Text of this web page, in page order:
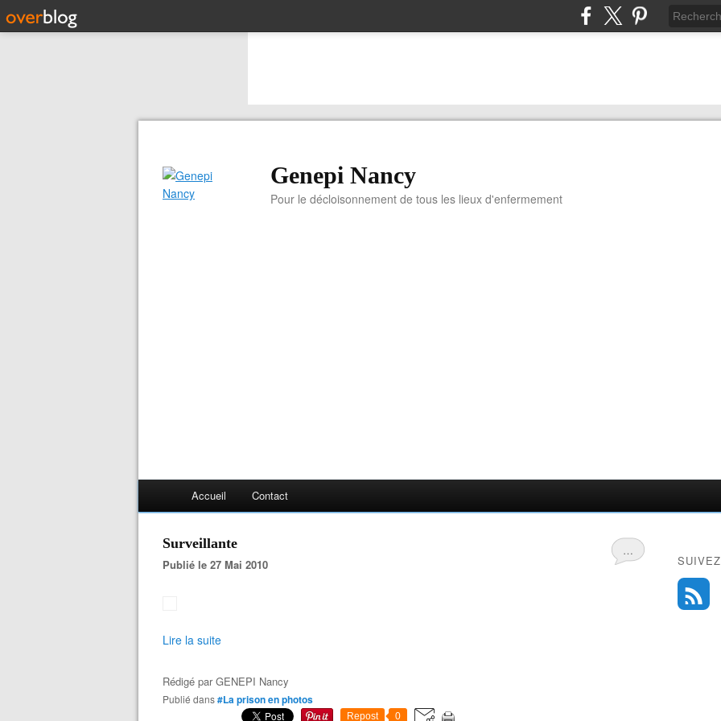
Genepi Nancy
Pour le décloisonnement de tous les lieux d'enfermement
Accueil Contact
…
Surveillante
Publié le 27 Mai 2010
Lire la suite
Rédigé parGENEPI Nancy
Publié dans#La prison en photos
Repost 0